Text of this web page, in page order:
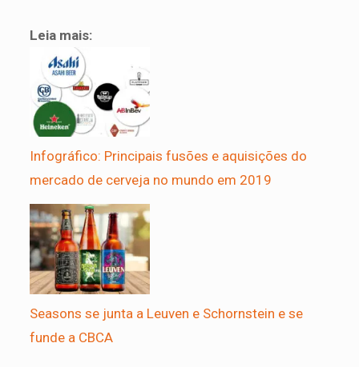
Leia mais:
Infográfico: Principais fusões e aquisições do
mercado de cerveja no mundo em 2019
Seasons se junta a Leuven e Schornstein e se
funde a CBCA